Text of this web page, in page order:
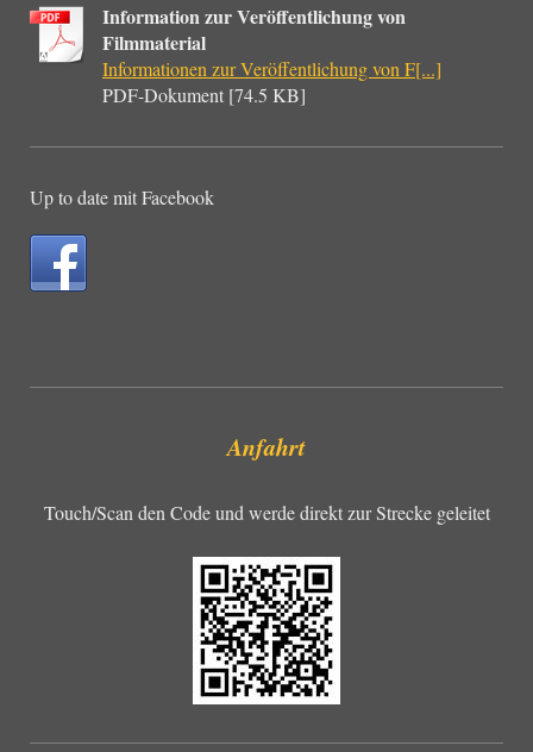
Information zur Veröffentlichung von
Filmmaterial
Informationen zur Veröffentlichung von F[...]
PDF-Dokument [74.5 KB]
Up to date mit Facebook
Anfahrt
Touch/Scan den Code und werde direkt zur Strecke geleitet